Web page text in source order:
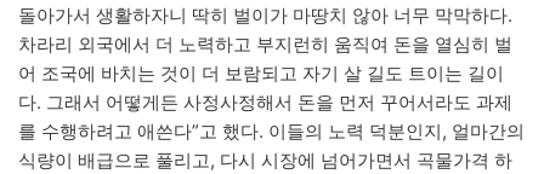
돌아가서 생활하자니 딱히 벌이가 마땅치 않아 너무 막막하다.
차라리 외국에서 더 노력하고 부지런히 움직여 돈을 열심히 벌
어 조국에 바치는 것이 더 보람되고 자기 살 길도 트이는 길이
다. 그래서 어떻게든 사정사정해서 돈을 먼저 꾸어서라도 과제
를 수행하려고 애쓴다”고 했다. 이들의 노력 덕분인지, 얼마간의
식량이 배급으로 풀리고, 다시 시장에 넘어가면서 곡물가격 하